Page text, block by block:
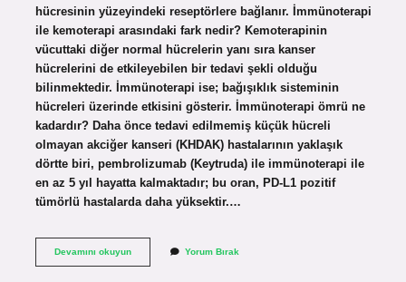
hücresinin yüzeyindeki reseptörlere bağlanır. İmmünoterapi
ile kemoterapi arasındaki fark nedir? Kemoterapinin
vücuttaki diğer normal hücrelerin yanı sıra kanser
hücrelerini de etkileyebilen bir tedavi şekli olduğu
bilinmektedir. İmmünoterapi ise; bağışıklık sisteminin
hücreleri üzerinde etkisini gösterir. İmmünoterapi ömrü ne
kadardır? Daha önce tedavi edilmemiş küçük hücreli
olmayan akciğer kanseri (KHDAK) hastalarının yaklaşık
dörtte biri, pembrolizumab (Keytruda) ile immünoterapi ile
en az 5 yıl hayatta kalmaktadır; bu oran, PD-L1 pozitif
tümörlü hastalarda daha yüksektir.…
Devamını okuyunİMmünolojik Yorum Bırak